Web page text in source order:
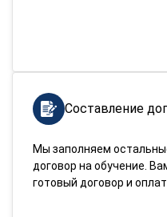
Составление
Мы заполняем
договор на обучение.
готовый договор и